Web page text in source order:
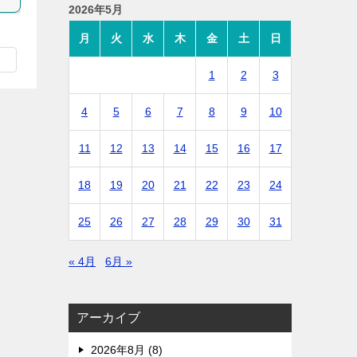
2026年5月
月 火 水 木 金 土 日
1 2 3
4 5 6 7 8 9 10
11 12 13 14 15 16 17
18 19 20 21 22 23 24
25 26 27 28 29 30 31
« 4月 6月 »
アーカイブ
2026年8月 (8)